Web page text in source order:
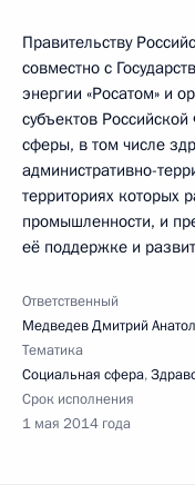
Правительству
совместно с
энергии «Росатом» и
субъектов
сферы, в том числе
административно-
территориях которых
промышленности, и
её поддержке и
Ответственный
Медведев Дмитрий
Тематика
Социальная сфера,
Срок исполнения
1 мая 2014 года